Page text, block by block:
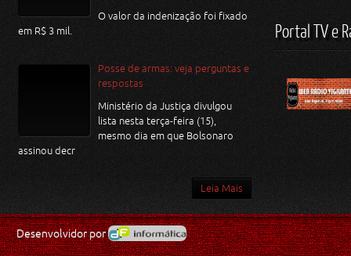
O valor da indenização foi fixado
em R$ 3 mil.
Posse de armas: veja perguntas e
respostas
Ministério da Justiça divulgou
lista nesta terça-feira (15),
mesmo dia em que Bolsonaro
assinou decr
Leia Mais
Portal TV e
Desenvolvidor por